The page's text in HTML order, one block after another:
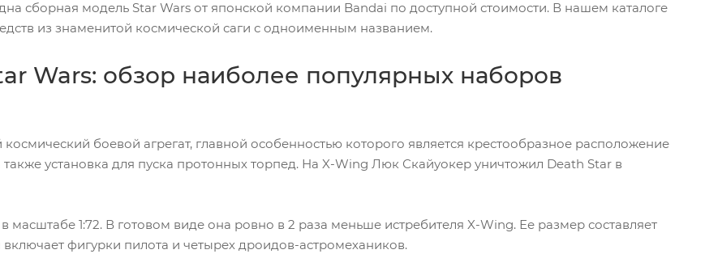
сборная модель Star Wars от японской компании Bandai по доступной стоимости. В нашем каталоге
из знаменитой космической саги с одноименным названием.
Wars: обзор наиболее популярных наборов
боевой агрегат, главной особенностью которого является крестообразное расположение
установка для пуска протонных торпед. На X-Wing Люк Скайуокер уничтожил Death Star в
масштабе 1:72. В готовом виде она ровно в 2 раза меньше истребителя X-Wing. Ее размер составляет
фигурки пилота и четырех дроидов-астромехаников.